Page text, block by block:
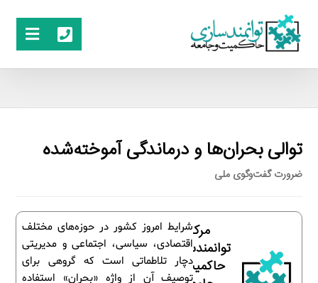
توالی بحران‌ها و درماندگی آموخته‌شده
ضرورت گفت‌وگوی ملی
شرایط امروز كشور در حوزه‌های مختلف
اقتصادی، سیاسی، اجتماعی و مدیریتی
دچار تلاطماتی است كه گروهی برای
توصیف آن از واژه «بحران» استفاده
مرکز
توانمندسازی
حاکمیت و